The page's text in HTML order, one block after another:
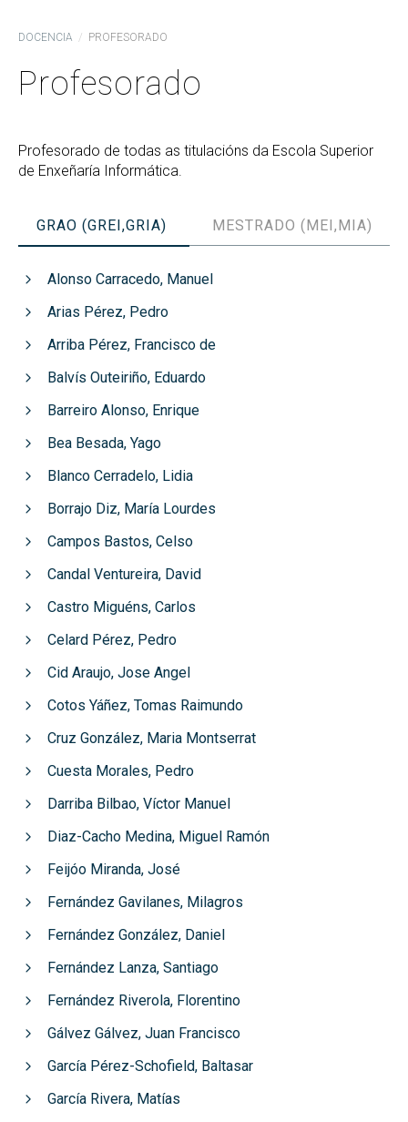
DOCENCIA PROFESORADO
Profesorado
Profesorado de todas as titulacións da Escola Superior
de Enxeñaría Informática.
GRAO (GREI,GRIA) MESTRADO (MEI,MIA)
Alonso Carracedo, Manuel
Arias Pérez, Pedro
Arriba Pérez, Francisco de
Balvís Outeiriño, Eduardo
Barreiro Alonso, Enrique
Bea Besada, Yago
Blanco Cerradelo, Lidia
Borrajo Diz, María Lourdes
Campos Bastos, Celso
Candal Ventureira, David
Castro Miguéns, Carlos
Celard Pérez, Pedro
Cid Araujo, Jose Angel
Cotos Yáñez, Tomas Raimundo
Cruz González, Maria Montserrat
Cuesta Morales, Pedro
Darriba Bilbao, Víctor Manuel
Diaz-Cacho Medina, Miguel Ramón
Feijóo Miranda, José
Fernández Gavilanes, Milagros
Fernández González, Daniel
Fernández Lanza, Santiago
Fernández Riverola, Florentino
Gálvez Gálvez, Juan Francisco
García Pérez-Schofield, Baltasar
García Rivera, Matías